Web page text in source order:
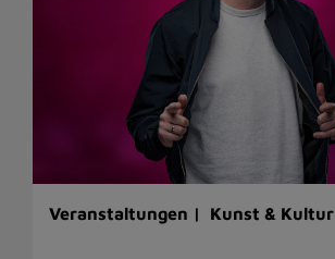
Veranstaltungen | Kunst & Kultur